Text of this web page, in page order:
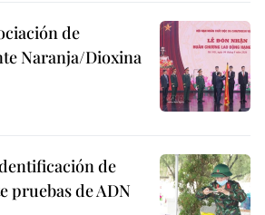
de
Naranja/Dioxina
de
pruebas de ADN